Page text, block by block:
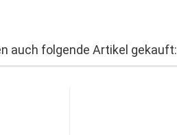
auch folgende Artikel gekauft: